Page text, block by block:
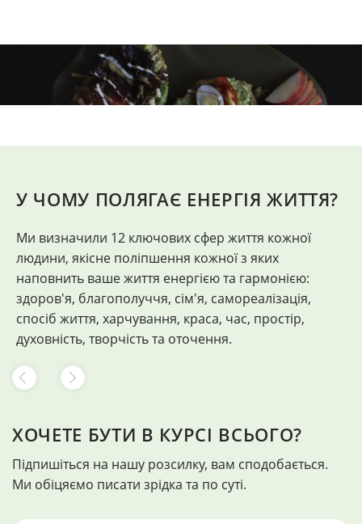
У ЧОМУ ПОЛЯГАЄ ЕНЕРГІЯ ЖИТТЯ?
Ми визначили 12 ключових сфер життя кожної
людини, якісне поліпшення кожної з яких
наповнить ваше життя енергією та гармонією:
здоров'я, благополуччя, сім'я, самореалізація,
спосіб життя, харчування, краса, час, простір,
духовність, творчість та оточення.
ХОЧЕТЕ БУТИ В КУРСІ ВСЬОГО?
Підпишіться на нашу розсилку, вам сподобається.
Ми обіцяємо писати зрідка та по суті.